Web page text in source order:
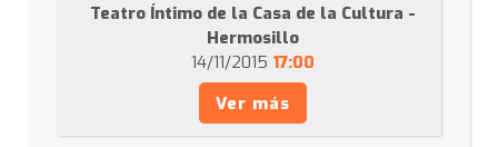
Teatro Íntimo de la Casa de la Cultura -
Hermosillo
14/11/2015 17:00
Ver más